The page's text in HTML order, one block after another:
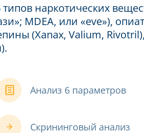
наркотических
MDEA, или «eve»),
(Xanax, Valium, Rivotril),
Анализ 6 параметров
Скрининговый анализ